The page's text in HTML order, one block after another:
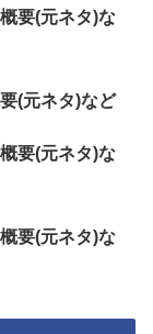
要(元ネタ)な
(元ネタ)など
要(元ネタ)な
要(元ネタ)な